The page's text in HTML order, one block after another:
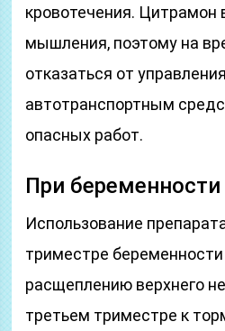
кровотечения. Цитрамон
мышления, поэтому на
отказаться от управления
автотранспортным
опасных работ.
При беременности
Использование
триместре
расщеплению верхнего
третьем триместре к